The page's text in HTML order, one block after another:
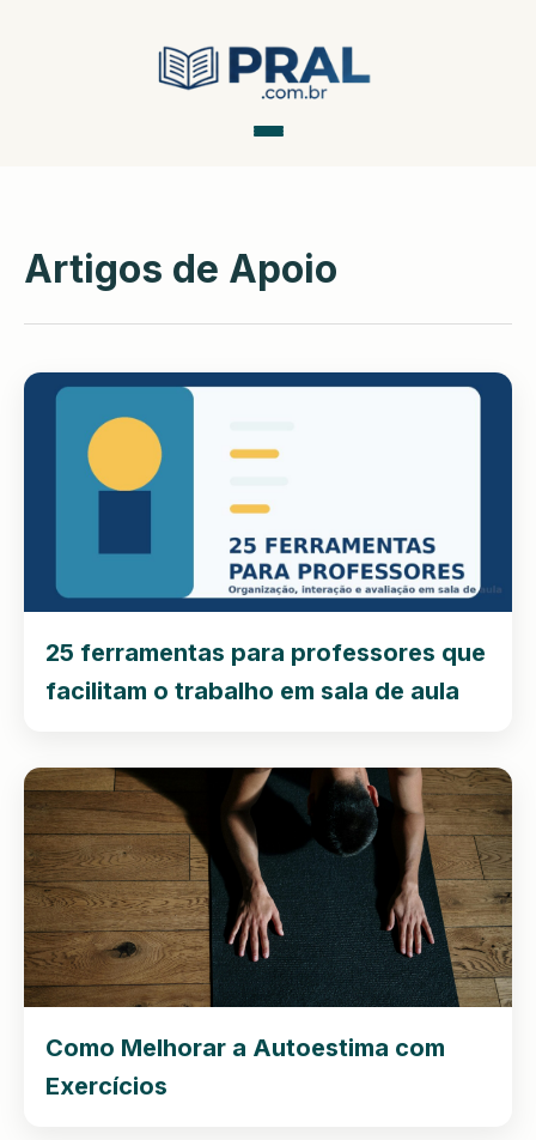
Artigos de Apoio
25 ferramentas para professores que
facilitam o trabalho em sala de aula
Como Melhorar a Autoestima com
Exercícios